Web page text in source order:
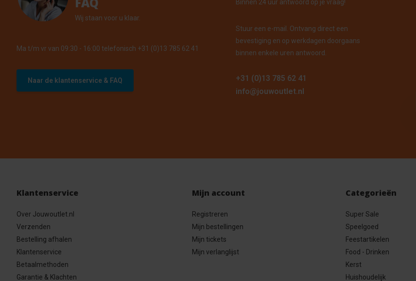
Wij staan voor u klaar.
Ma t/m vr van 09:30 - 16:00 telefonisch +31 (0)13 785 62 41
Naar de klantenservice & FAQ
Binnen 24 uur antwoord op je vraag!
Stuur een e-mail. Ontvang direct een
bevestiging en op werkdagen doorgaans
binnen enkele uren antwoord.
+31 (0)13 785 62 41
info@jouwoutlet.nl
Klantenservice
Over Jouwoutlet.nl
Verzenden
Bestelling afhalen
Klantenservice
Betaalmethoden
Garantie & Klachten
Mijn account
Registreren
Mijn bestellingen
Mijn tickets
Mijn verlanglijst
Categorieën
Super Sale
Speelgoed
Feestartikelen
Food - Drinken
Kerst
Huishoudelijk